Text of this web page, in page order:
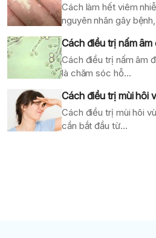
Cách làm hết viêm
nguyên nhân gây
Cách điều trị nấm
Cách điều trị nấm âm
là chăm sóc hỗ...
Cách điều trị mùi hôi
Cách điều trị mùi hôi
cần bắt đầu từ...